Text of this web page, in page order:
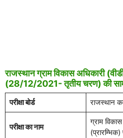
राजस्थान ग्राम विकास अधिकारी
(28/12/2021- तृतीय चरण) की
परीक्षा बोर्ड राजस्थान
परीक्षा का नाम
ग्राम
(प्रारम्भिक)